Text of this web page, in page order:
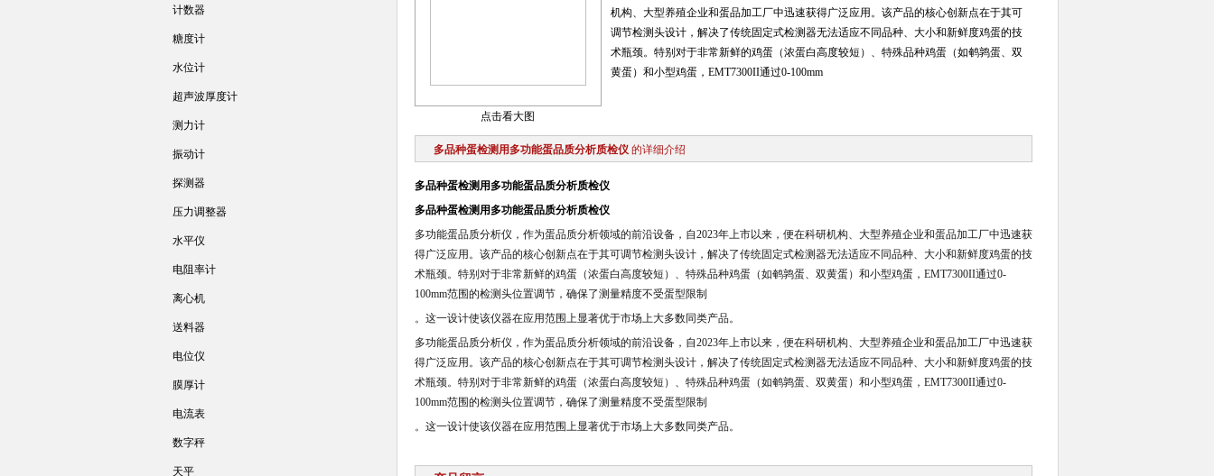
点击看大图
机构、大型养殖企业和蛋品加工厂中迅速获得广泛应用。该产品的核心创新点在于其可
调节检测头设计，解决了传统固定式检测器无法适应不同品种、大小和新鲜度鸡蛋的技
术瓶颈。特别对于非常新鲜的鸡蛋（浓蛋白高度较短）、特殊品种鸡蛋（如鹌鹑蛋、双
黄蛋）和小型鸡蛋，EMT7300II通过0-100mm
多品种蛋检测用多功能蛋品质分析质检仪 的详细介绍
多品种蛋检测用多功能蛋品质分析质检仪
多品种蛋检测用多功能蛋品质分析质检仪
多功能蛋品质分析仪，作为蛋品质分析领域的前沿设备，自2023年上市以来，便在科研机构、大型养殖企业和蛋品加工厂中迅速获
得广泛应用 。该产品的核心创新点在于其可调节检测头设计，解决了传统固定式检测器无法适应不同品种、大小和新鲜度鸡蛋的技
术瓶颈。特别对于非常新鲜的鸡蛋（浓蛋白高度较短）、特殊品种鸡蛋（如鹌鹑蛋、双黄蛋）和小型鸡蛋，EMT7300II通过0-
100mm范围的检测头位置调节，确保了测量精度不受蛋型限制
。这一设计使该仪器在应用范围上显著优于市场上大多数同类产品。
多功能蛋品质分析仪，作为蛋品质分析领域的前沿设备，自2023年上市以来，便在科研机构、大型养殖企业和蛋品加工厂中迅速获
得广泛应用 。该产品的核心创新点在于其可调节检测头设计，解决了传统固定式检测器无法适应不同品种、大小和新鲜度鸡蛋的技
术瓶颈。特别对于非常新鲜的鸡蛋（浓蛋白高度较短）、特殊品种鸡蛋（如鹌鹑蛋、双黄蛋）和小型鸡蛋，EMT7300II通过0-
100mm范围的检测头位置调节，确保了测量精度不受蛋型限制
。这一设计使该仪器在应用范围上显著优于市场上大多数同类产品。
计数器
糖度计
水位计
超声波厚度计
测力计
振动计
探测器
压力调整器
水平仪
电阻率计
离心机
送料器
电位仪
膜厚计
电流表
数字秤
天平